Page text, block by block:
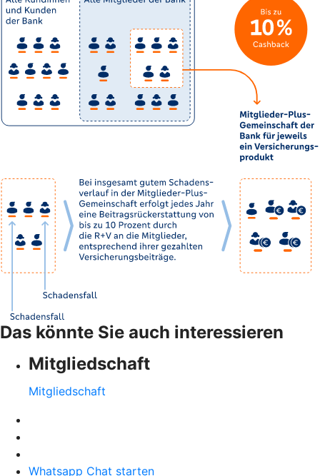
Das könnte Sie auch interessieren
Mitgliedschaft
Mitgliedschaft
Whatsapp Chat starten